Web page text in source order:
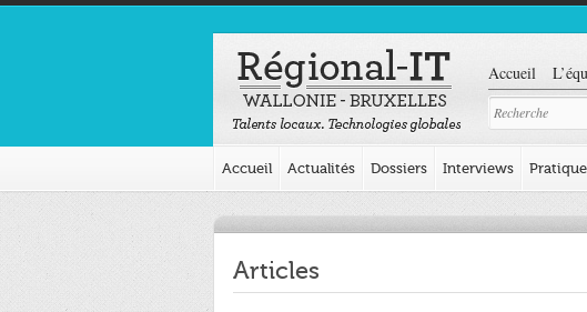
Accueil
Accueil Actualités Dossiers Interviews
Articles